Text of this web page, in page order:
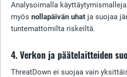
Analysoimalla
myös nollapäivän uhat ja suojaa
tuntemattomilta riskeiltä.
4. Verkon ja päätelaitteiden
ThreatDown ei suojaa vain